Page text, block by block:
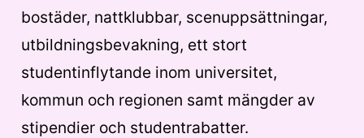
bostäder, nattklubbar, scenuppsättningar,
utbildningsbevakning, ett stort
studentinflytande inom universitet,
kommun och regionen samt mängder av
stipendier och studentrabatter.